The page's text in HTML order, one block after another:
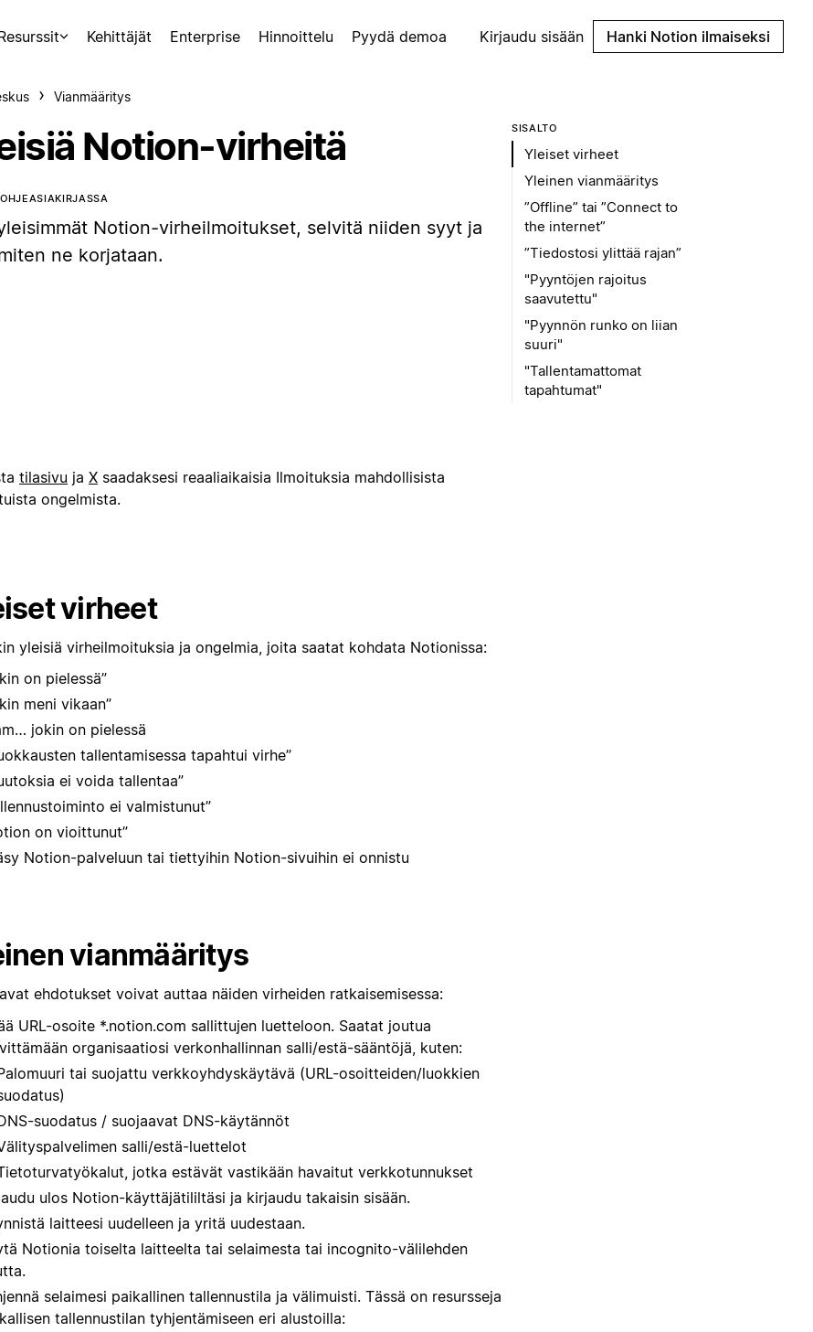
Kehittäjät Enterprise Hinnoittelu Pyydä demoa Kirjaudu sisään Hanki Notion ilmaiseksi
Vianmääritys
Notion-virheitä
Notion-virheilmoitukset, selvitä niiden syyt ja
ne korjataan.
tilasivu ja X saadaksesi reaaliaikaisia Ilmoituksia mahdollisista
ongelmista.
virheet
yleisiä virheilmoituksia ja ongelmia, joita saatat kohdata Notionissa:
on pielessä”
meni vikaan”
jokin on pielessä
tallentamisessa tapahtui virhe”
ei voida tallentaa”
ei valmistunut”
on vioittunut”
Notion-palveluun tai tiettyihin Notion-sivuihin ei onnistu
vianmääritys
ehdotukset voivat auttaa näiden virheiden ratkaisemisessa:
URL-osoite *.notion.com sallittujen luetteloon. Saatat joutua
organisaatiosi verkonhallinnan salli/estä-sääntöjä, kuten:
tai suojattu verkkoyhdyskäytävä (URL-osoitteiden/luokkien
suodatus / suojaavat DNS-käytännöt
salli/estä-luettelot
jotka estävät vastikään havaitut verkkotunnukset
ulos Notion-käyttäjätililtäsi ja kirjaudu takaisin sisään.
laitteesi uudelleen ja yritä uudestaan.
Notionia toiselta laitteelta tai selaimesta tai incognito-välilehden
selaimesi paikallinen tallennustila ja välimuisti. Tässä on resursseja
tallennustilan tyhjentämiseen eri alustoilla:
SISÄLTÖ
Yleiset virheet
Yleinen vianmääritys
”Offline” tai ”Connect to
the internet”
”Tiedostosi ylittää rajan”
"Pyyntöjen rajoitus
saavutettu"
"Pyynnön runko on liian
suuri"
"Tallentamattomat
tapahtumat"